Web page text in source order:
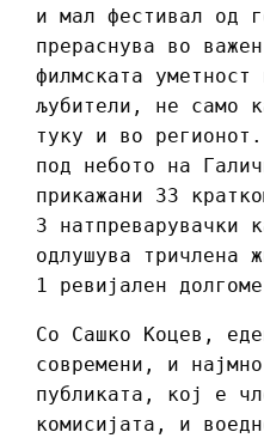
и мал фестивал од
прераснува во
филмската
љубители, не само
туку и во
под небото на
прикажани 33
3 натпреварувачки
одлушува тричлена
1 ревијален
Со Сашко Коцев,
современи, и
публиката, кој е
комисијата, и